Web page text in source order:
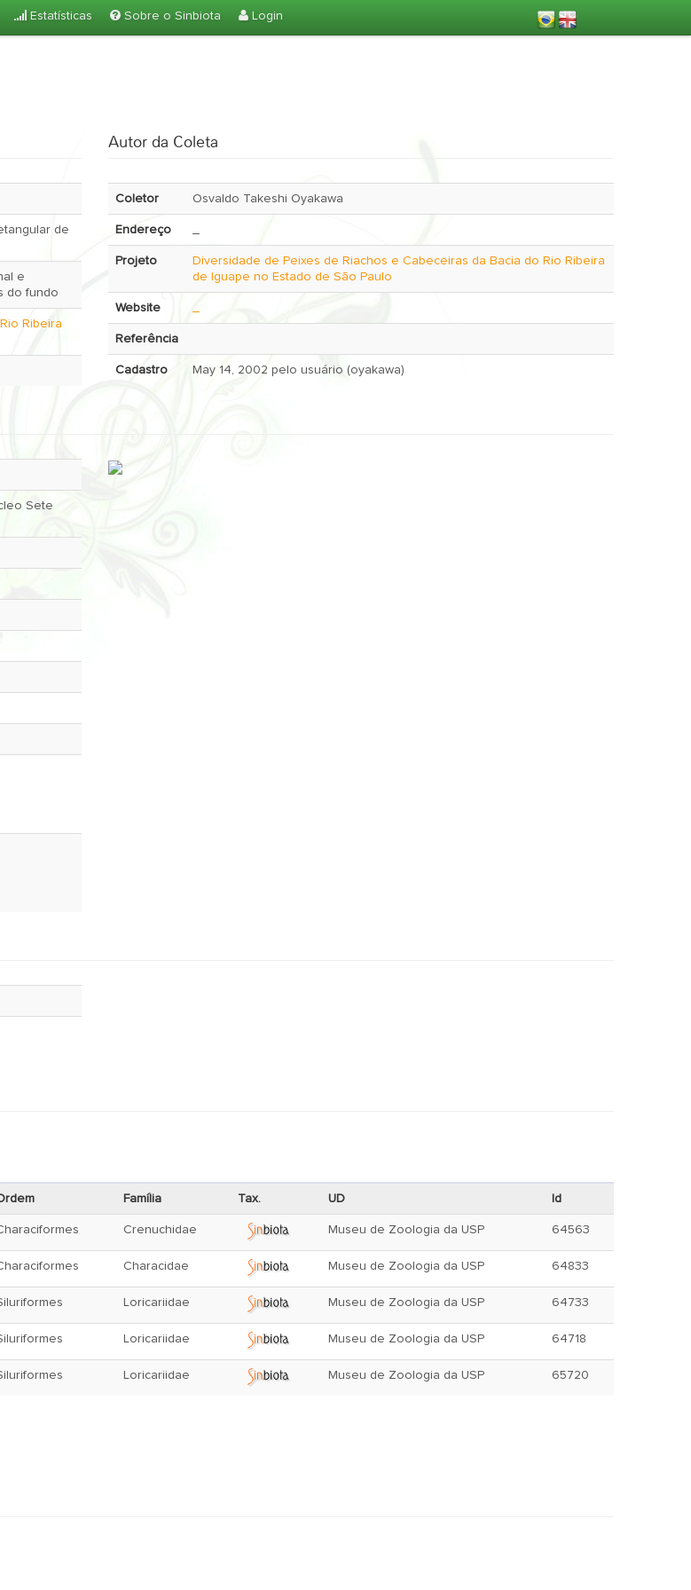
Estatísticas Sobre o Sinbiota Login
de
e
do fundo
Ribeira
Autor da Coleta
Coletor Osvaldo Takeshi Oyakawa
Endereço
Projeto
Diversidade de Peixes de Riachos e Cabeceiras da Bacia do Rio Ribeira
de Iguape no Estado de São Paulo
Website
Referência
Cadastro May 14, 2002 pelo usuário (oyakawa)
Sete
Família Tax. UD Id
Crenuchidae Museu de Zoologia da USP 64563
Characidae Museu de Zoologia da USP 64833
Loricariidae Museu de Zoologia da USP 64733
Loricariidae Museu de Zoologia da USP 64718
Loricariidae Museu de Zoologia da USP 65720